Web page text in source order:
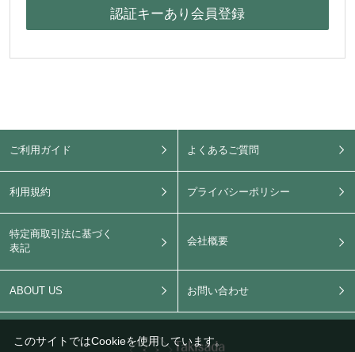
ご利用ガイド よくあるご質問
利用規約 プライバシーポリシー
特定商取引法に基づく
表記
会社概要
ABOUT US お問い合わせ
このサイトではCookieを使用しています。